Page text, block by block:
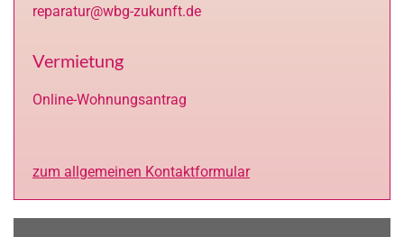
reparatur@wbg-zukunft.de
Vermietung
Online-Wohnungsantrag
zum allgemeinen Kontaktformular